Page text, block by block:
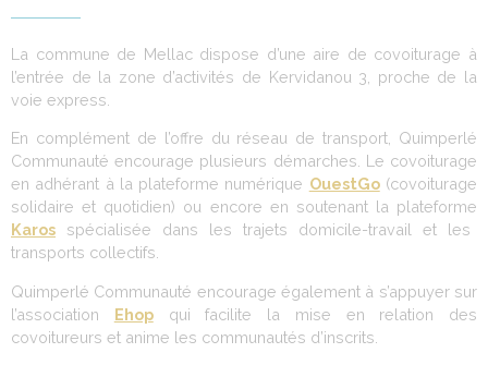
La commune de Mellac dispose d’une aire de covoiturage à
l’entrée de la zone d’activités de Kervidanou 3, proche de la
voie express.
En complément de l’offre du réseau de transport, Quimperlé
Communauté encourage plusieurs démarches. Le covoiturage
en adhérant à la plateforme numérique OuestGo(covoiturage
solidaire et quotidien) ou encore en soutenant la plateforme
Karos spécialisée dans les trajets domicile-travail et les
transports collectifs.
Quimperlé Communauté encourage également à s’appuyer sur
l’association Ehopqui facilite la mise en relation des
covoitureurs et anime les communautés d’inscrits.